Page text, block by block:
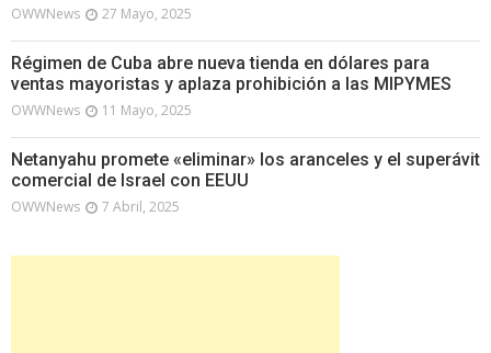
OWWNews 27 Mayo, 2025
Régimen de Cuba abre nueva tienda en dólares para
ventas mayoristas y aplaza prohibición a las MIPYMES
OWWNews 11 Mayo, 2025
Netanyahu promete «eliminar» los aranceles y el superávit
comercial de Israel con EEUU
OWWNews 7 Abril, 2025